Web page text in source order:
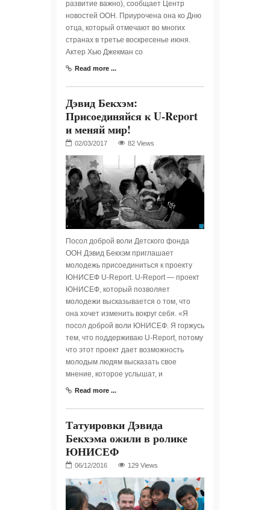
развитие важно), сообщает Центр
новостей ООН. Приурочена она ко Дню
отца, который отмечают во многих
странах в третье воскресенье июня.
Актер Хью Джекман со
Read more ...
Дэвид Бекхэм:
Присоединяйся к U-Report
и меняй мир!
82 Views
Посол доброй воли Детского фонда
ООН Дэвид Бекхэм приглашает
молодежь присоединиться к проекту
ЮНИСЕФ U-Report. U-Report — проект
ЮНИСЕФ, который позволяет
молодежи высказывается о том, что
она хочет изменить вокруг себя. «Я
посол доброй воли ЮНИСЕФ. Я горжусь
тем, что поддерживаю U-Report, потому
что этот проект дает возможность
молодым людям высказать свое
мнение, которое услышат, и
Read more ...
Татуировки Дэвида
Бекхэма ожили в ролике
ЮНИСЕФ
129 Views